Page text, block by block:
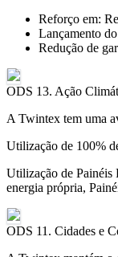
Reforço em:
Lançamento
Redução de
ODS 13. Ação
A Twintex tem uma
Utilização de 100%
Utilização de Painéis
energia própria,
ODS 11. Cidades e